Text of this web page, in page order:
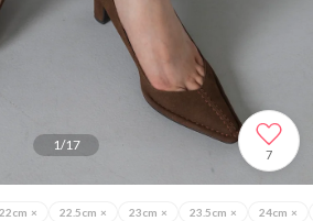
1/17
7
22cm × 22.5cm × 23cm × 23.5cm × 24cm ×